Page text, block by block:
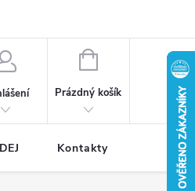
NÁKUPNÍ
Prázdný košík
Kontakty